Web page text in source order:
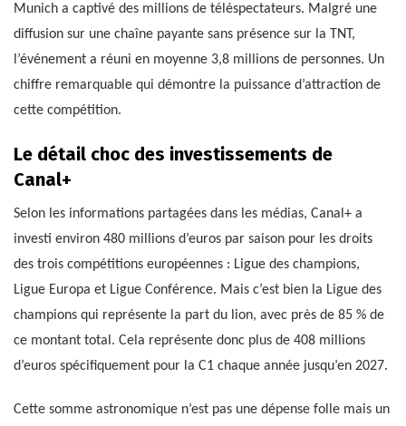
Munich a captivé des millions de téléspectateurs. Malgré une
diffusion sur une chaîne payante sans présence sur la TNT,
l’événement a réuni en moyenne 3,8 millions de personnes. Un
chiffre remarquable qui démontre la puissance d’attraction de
cette compétition.
Le détail choc des investissements de
Canal+
Selon les informations partagées dans les médias, Canal+ a
investi environ 480 millions d’euros par saison pour les droits
des trois compétitions européennes : Ligue des champions,
Ligue Europa et Ligue Conférence. Mais c’est bien la Ligue des
champions qui représente la part du lion, avec près de 85 % de
ce montant total. Cela représente donc plus de 408 millions
d’euros spécifiquement pour la C1 chaque année jusqu’en 2027.
Cette somme astronomique n’est pas une dépense folle mais un